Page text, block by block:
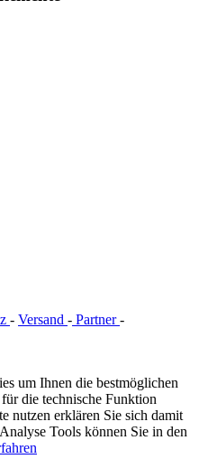
- Versand - Partner-
um Ihnen die bestmöglichen
die technische Funktion
nutzen erklären Sie sich damit
Tools können Sie in den